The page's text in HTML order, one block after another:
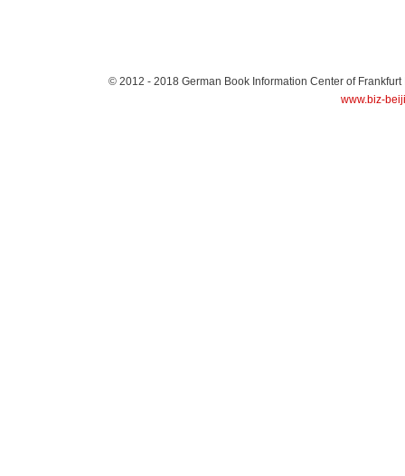
© 2012 - 2018 German Book Information Center of Frankfurt
www.biz-